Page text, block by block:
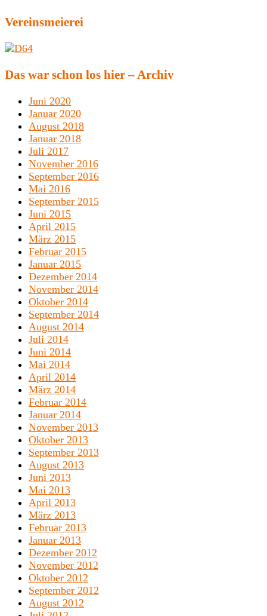
Vereinsmeierei
Das war schon los hier – Archiv
Juni 2020
Januar 2020
August 2018
Januar 2018
Juli 2017
November 2016
September 2016
Mai 2016
September 2015
Juni 2015
April 2015
März 2015
Februar 2015
Januar 2015
Dezember 2014
November 2014
Oktober 2014
September 2014
August 2014
Juli 2014
Juni 2014
Mai 2014
April 2014
März 2014
Februar 2014
Januar 2014
November 2013
Oktober 2013
September 2013
August 2013
Juni 2013
Mai 2013
April 2013
März 2013
Februar 2013
Januar 2013
Dezember 2012
November 2012
Oktober 2012
September 2012
August 2012